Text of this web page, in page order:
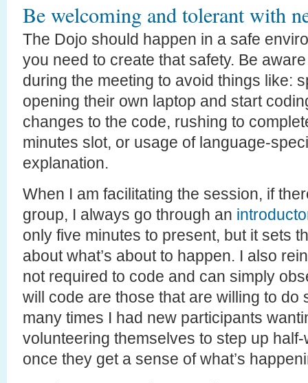
Be welcoming and tolerant with
The Dojo should happen in a safe
you need to create that safety. Be
during the meeting to avoid things like:
opening their own laptop and start
changes to the code, rushing to
minutes slot, or usage of language-
explanation.
When I am facilitating the session, if
group, I always go through an
only five minutes to present, but it sets
about what’s about to happen. I also
not required to code and can simply
will code are those that are willing to do
many times I had new participants
volunteering themselves to step up
once they get a sense of what’s